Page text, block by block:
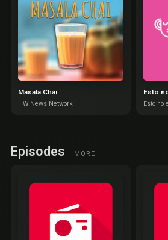
Masala Chai
HW News Network
Esto
Esto no
Episodes MORE